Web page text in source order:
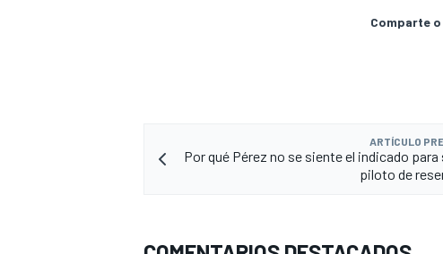
Comparte
ARTÍCULO
Por qué Pérez no se siente el indicado para
piloto de